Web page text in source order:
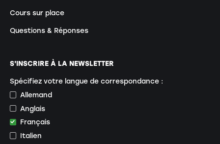
Cours sur place
Questions & Réponses
S'INSCRIRE À LA NEWSLETTER
Spécifiez votre langue de correspondance :
Allemand
Anglais
Français
Italien